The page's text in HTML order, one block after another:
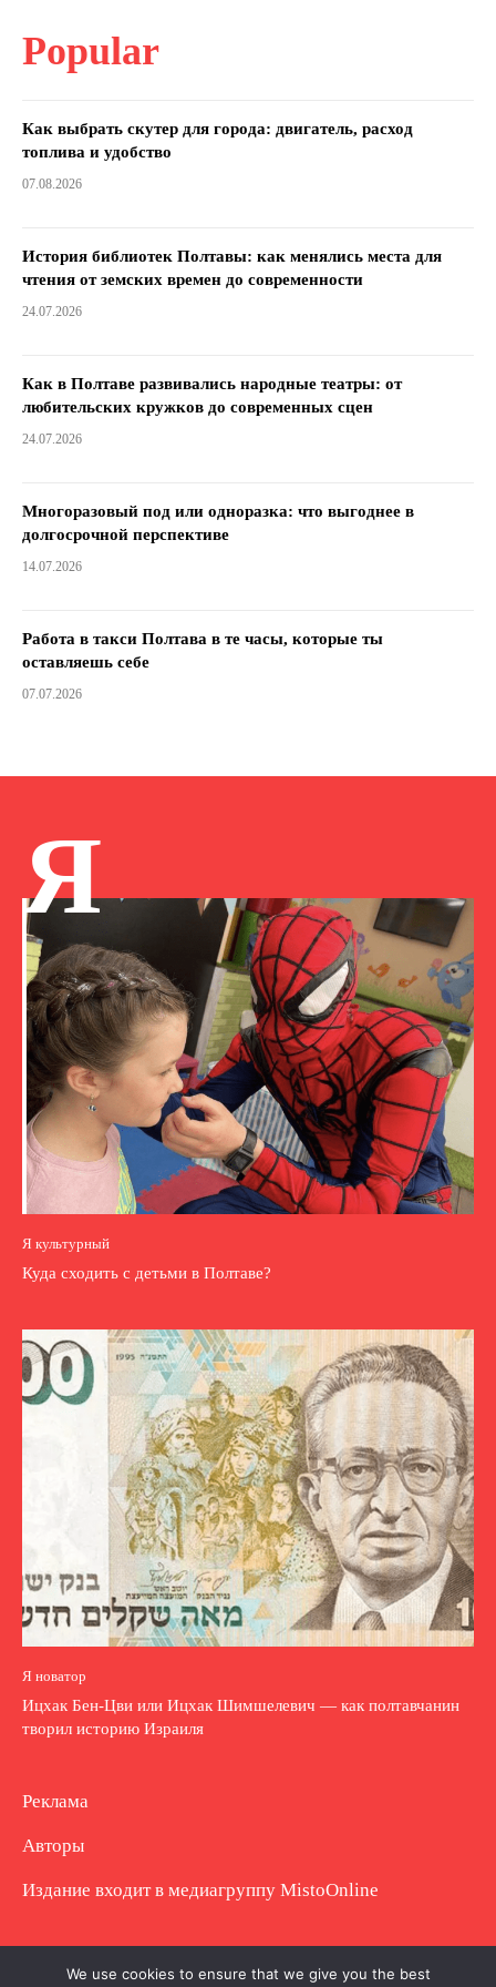
Popular
Как выбрать скутер для города: двигатель, расход
топлива и удобство
07.08.2026
История библиотек Полтавы: как менялись места для
чтения от земских времен до современности
24.07.2026
Как в Полтаве развивались народные театры: от
любительских кружков до современных сцен
24.07.2026
Многоразовый под или одноразка: что выгоднее в
долгосрочной перспективе
14.07.2026
Работа в такси Полтава в те часы, которые ты
оставляешь себе
07.07.2026
Я
Я культурный
Куда сходить с детьми в Полтаве?
Я новатор
Ицхак Бен-Цви или Ицхак Шимшелевич — как полтавчанин
творил историю Израиля
Реклама
Авторы
Издание входит в медиагруппу MistoOnline
Copyright © Полное использование материала
We use cookies to ensure that we give you the best